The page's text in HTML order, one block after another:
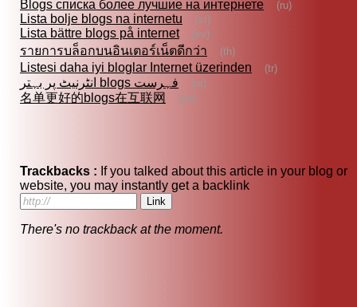
Blogs списка более лучшие на интернете (ru)
Lista bolje blogs na internetu (sr)
Lista bättre blogs på internet (sv)
รายการบล็อกบนอินเตอร์เน็ตดีกว่า (th)
Listesi daha iyi bloglar Internet üzerinden (tr)
انٹرنیٹ پر بہتر blogs فہرست (ur)
名单更好的blogs在互联网 (zh)
Trackbacks : If you talked about this article in your blog or
website, you may instantly get a backlink
There's no trackback at the moment.